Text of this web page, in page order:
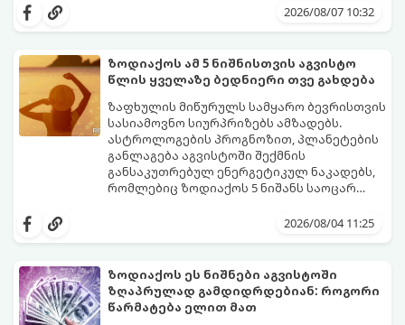
იჩენდა და სირთულეების მიუხედავად წინ
სურვილების გადადებასა და ხარჯების
მკაცრ კონტროლს. თუმცა, ახლა სიტუაცია
თანდათან შეიცვლება.
პრობლემები, რომლებიც უსასრულო
გეგონათ, უკან დაიხევს, ამასთან ერთად კი
გაჩნდება მეტი ნდობა მომავლის მიმართ.
რთული პერიოდის შემდეგ ეს ნიშნები
შეძლებენ ამოისუნთქონ და დაინახონ
ახალი შესაძლებლობები.
2026/08/07 10:32
ზოდიაქოს ამ 5 ნიშნისთვის აგვისტო
წლის ყველაზე ბედნიერი თვე გახდება
ზაფხულის მიწურულს სამყარო ბევრისთვის
სასიამოვნო სიურპრიზებს ამზადებს.
ასტროლოგების პროგნოზით, პლანეტების
განლაგება აგვისტოში შექმნის
განსაკუთრებულ ენერგეტიკულ ნაკადებს,
რომლებიც ზოდიაქოს 5 ნიშანს საოცარ
ყველაზე ბედნიერი თვე აღმოჩნდება.
2026/08/04 11:25
ზოდიაქოს ეს ნიშნები აგვისტოში
ზღაპრულად გამდიდრდებიან: როგორი
წარმატება ელით მათ